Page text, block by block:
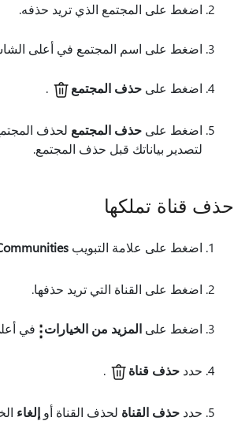
اضغط على المجتمع الذي تريد حذفه.
اضغط على اسم المجتمع في أعلى
اضغط على حذف المجتمع .
اضغط على حذف المجتمع لحذف
لتصدير بياناتك قبل حذف المجتمع.
حذف قناة تملكها
اضغط على علامة التبويب
اضغط على القناة التي تريد حذفها.
اضغط على المزيد من الخيارات في
حدد حذف قناة .
حدد حذف القناة لحذف القناة أو إلغاء